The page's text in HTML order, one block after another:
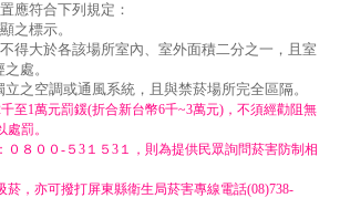
應符合下列規定：
之標示。
得大於各該場所室內、室外面積二分之一，且室
處。
之空調或通風系統，且與禁菸場所完全區隔。
至1萬元罰鍰(折合新台幣6千~3萬元)，不須經勸阻無
罰。
０８００-５3１５3１，則為提供民眾詢問菸害防制相
菸，亦可撥打屏東縣衛生局菸害專線電話(08)738-